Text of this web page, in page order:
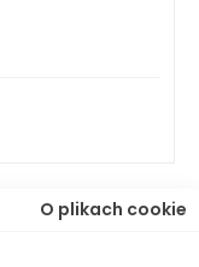
O plikach cookie